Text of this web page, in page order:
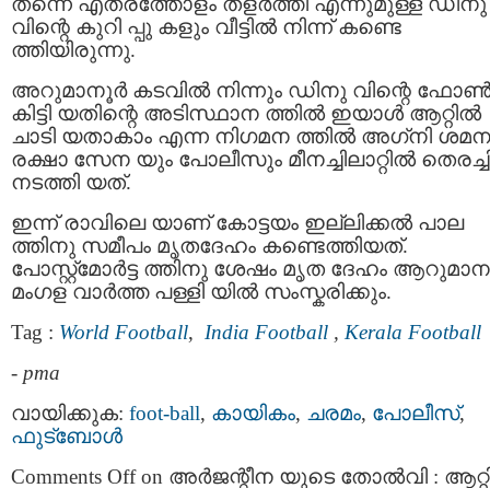
വിന്റെ കുറി പ്പു കളും വീട്ടില്‍ നിന്ന് കണ്ടെ
ത്തിയിരുന്നു.
അറുമാനൂർ കടവിൽ നിന്നും ഡിനു വിന്റെ
കിട്ടി യതിന്റെ അടിസ്ഥാന ത്തില്‍ ഇയാള്‍ ആറ്റില്‍
ചാടി യതാകാം എന്ന നിഗമന ത്തില്‍ അഗ്‌നി ശമന
രക്ഷാ സേന യും പോലീസും മീനച്ചിലാറ്റില്‍
നടത്തി യത്.
ഇന്ന് രാവിലെ യാണ് കോട്ടയം ഇല്ലിക്കല്‍ പാല
ത്തിനു സമീപം മൃതദേഹം കണ്ടെത്തിയത്.
പോസ്റ്റ്മോർട്ട ത്തിനു ശേഷം മൃത ദേഹം
മംഗള വാർത്ത പള്ളി യിൽ സംസ്കരിക്കും.
Tag : World Football, India Football , Kerala Football
- pma
വായിക്കുക: foot-ball, കായികം, ചരമം, പോലീസ്,
ഫുട്ബോള്‍
Comments Offon അർജന്റീന യുടെ തോൽവി :